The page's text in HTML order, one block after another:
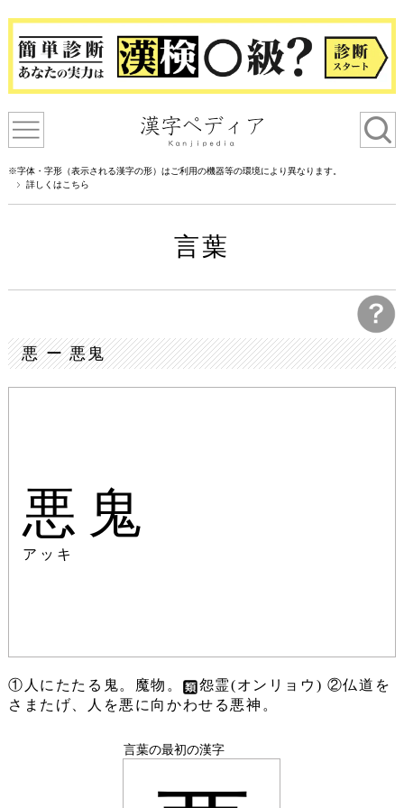
※字体・字形（表示される漢字の形）はご利用の機器等の環境により異なります。
詳しくはこちら
言葉
悪 ー 悪鬼
悪鬼
アッキ
①人にたたる鬼。魔物。
怨霊(オンリョウ) ②仏道を
さまたげ、人を悪に向かわせる悪神。
言葉の最初の漢字